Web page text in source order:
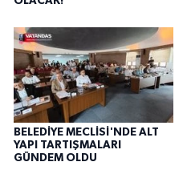
BELEDİYE MECLİSİ'NDE ALT
YAPI TARTIŞMALARI
GÜNDEM OLDU